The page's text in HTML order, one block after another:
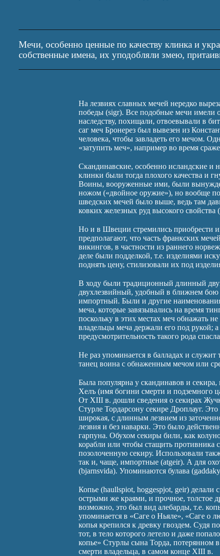
Мечи, особенно ценные по качеству клинка и
собственные имена, их уподобляли змею,
На лезвиях славных мечей нередко
победы (sigr). Все подобные мечи имели
наследству, похищали, отвоевывали в
саг меч Бронерез был вывезен из
человека, чтобы завладеть его мечом.
«затупить меч», например во время
Скандинавские, особенно исландские и
клинки были тогда плохого качества и
Воины, вооруженные ими, были
ножом («двойное оружие»), но вообще
шведских мечей было выше, ведь там
ковких железных руд высокого
Но и в Швеции стремились приобрести
предполагают, что часть франкских
викингов, в частности из раннего
деле были подделкой, т.е. изделиями
поднять цену, стилизовали их под
В ходу были традиционный длинный
двухлезвийный, удобный в ближнем
импортный. Были и другие
меча, которые завязывались на время
поскольку в этих местах меч обнажать
владельцы меча держали его под рукой;
предусмотрительность такого рода
Не раз упоминается в балладах и
танец воина с обнаженным мечом или
Была популярна у скандинавов и
Хелъ (имя богини смерти и подземного
От XIII в. дошли сведения о секирах
Стурле Тордарсону секире Дроплауг.
широкая, с длинным лезвием из
лезвия и без наварки. Это было
гарпуна. Обухом секиры били, как
корабли или чтобы стащить противника
позолоченную секиру. Использовали
так и, чаще, импортные (atgeir). А для
(bjarnsvida). Упоминаются булава
Копье (haullspiot, hoggespjot, geir)
острыми же краями, и прочное, толстое
возможно, это был вид алебарды, т.е.
упоминается в «Саге о Ньяле», «Саге о
копья крепился к древку гвоздем. Судя
тот, в тело которого летело и даже
копье» Стурлы сына Торда, потерянном
смерти владельца, в самом конце XIII в.